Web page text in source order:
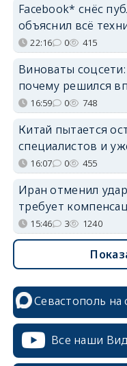
Facebook* снёс
объяснил всё
22:16 0 415
Виноваты
почему решился
16:59 0 748
Китай пытается
специалистов и
16:07 0 455
Иран отменил
требует
15:46 3 1240
Севастополь на
Все наши